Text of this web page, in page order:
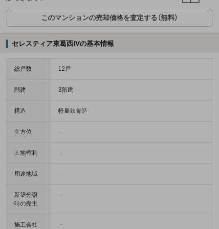
このマンションの売却価格を査定する（無料）
セレスティア東葛西IVの基本情報
総戸数 12戸
階建 3階建
構造 軽量鉄骨造
主方位 －
土地権利 －
用途地域 －
新築分譲
時の売主
－
施工会社 －